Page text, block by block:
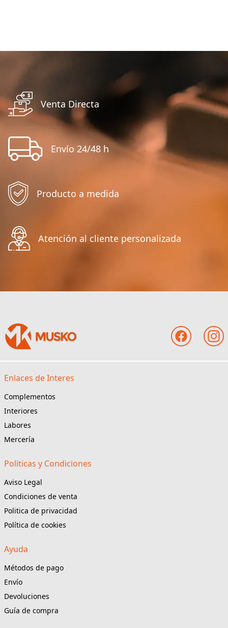
Venta Directa
Envío 24/48 h
Producto a medida
Atención al cliente personalizada
Enlaces de Interes
Complementos
Interiores
Labores
Mercería
Politicas y Condiciones
Aviso Legal
Condiciones de venta
Politica de privacidad
Política de cookies
Ayuda
Métodos de pago
Envío
Devoluciones
Guía de compra